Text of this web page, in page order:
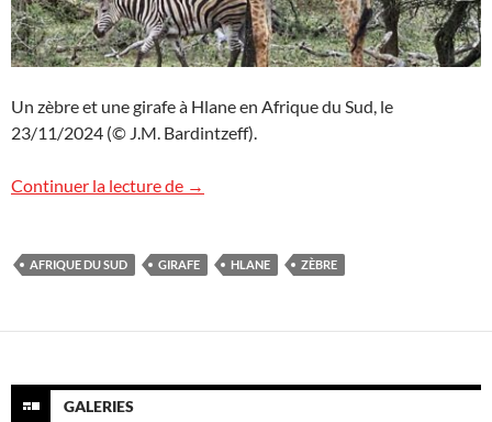
Un zèbre et une girafe à Hlane en Afrique du Sud, le
23/11/2024 (© J.M. Bardintzeff).
Continuer la lecture de Zèbre et girafe à Hlane, Afrique du Sud
→
AFRIQUE DU SUD GIRAFE HLANE ZÈBRE
GALERIES